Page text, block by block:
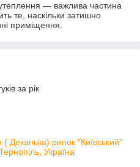
утеплення — важлива частина
те, наскільки затишно
приміщення.
за рік
( Деканька) ринок "Київський"
Україна